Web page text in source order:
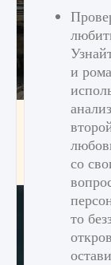
Как
Force Hawk
9 августа 2024
и
со
то